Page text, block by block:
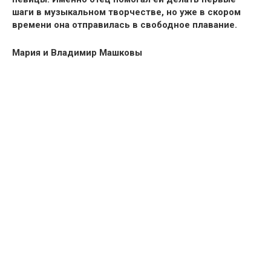
шаги в музыкальном творчестве, но уже в скором
времени она отправилась в свободное плавание.
Мария и Владимир Машковы